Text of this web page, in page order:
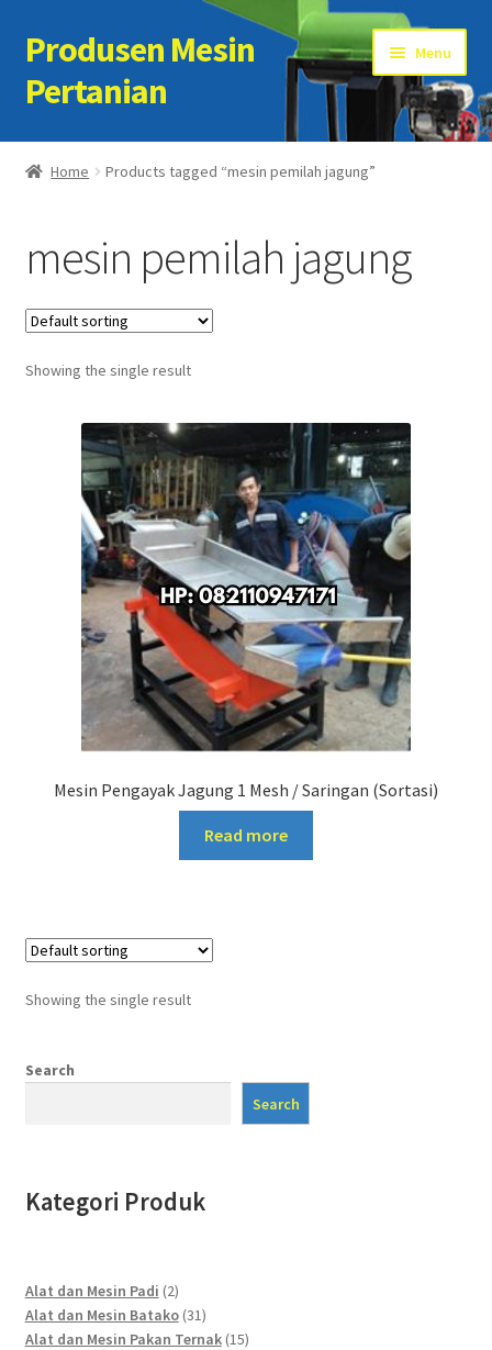
Skip
to
navigation
Skip
to
content
Produsen Mesin
Pertanian
Menu
Home
Cart
Checkout
Kontak Kami
My account
Sample Page
Home Products tagged “mesin pemilah jagung”
mesin pemilah jagung
Showing the single result
Mesin Pengayak Jagung 1 Mesh / Saringan (Sortasi)
Read more
Showing the single result
Search
Search
Kategori Produk
Alat dan Mesin Padi 22
products
Alat dan Mesin Batako 3131
products
Alat dan Mesin Pakan Ternak 1515